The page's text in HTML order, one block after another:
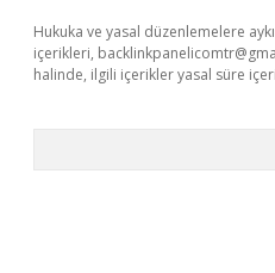
Hukuka ve yasal düzenlemelere
içerikleri,
halinde, ilgili içerikler yasal süre